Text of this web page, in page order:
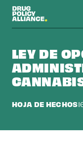
LEY DE
HOJA DE HECHOS